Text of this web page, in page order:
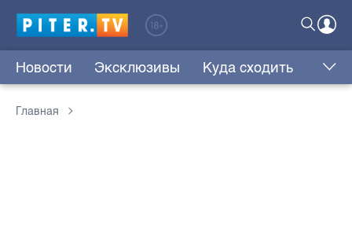
Новости Эксклюзивы Куда сходить
Главная